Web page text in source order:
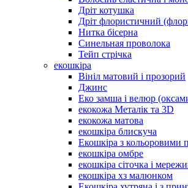
Дріт котушка
Дріт флористичний
Нитка бісерна
Синельная проволока
Тейп стрічка
екошкіра
Вініл матовий і прозорий
Джинс
Еко замша і велюр
екокожа Металік та 3D
екокожа матова
екошкіра блискуча
Екошкіра з кольоровими
екошкіра омбре
екошкіра сіточка і
екошкіра хз малюнком